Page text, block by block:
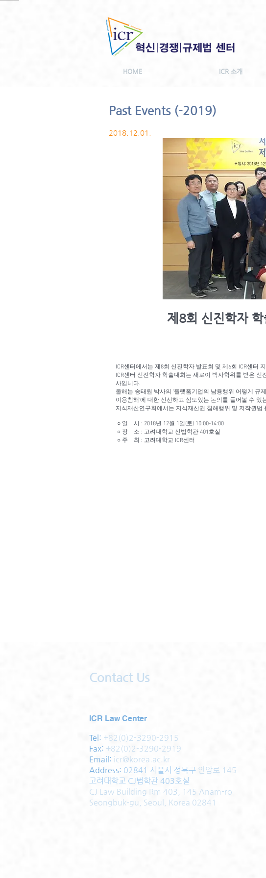
HOME ICR 소개
Past Events (-2019)
2018.12.01.
제8회 신진학자
ICR센터에서는 제8회 신진학자 발표회 및 제6회 ICR센터
ICR센터 신진학자 학술대회는 새로이 박사학위를 받은
사입니다.
올해는 송태원 박사의 '플랫폼기업의 남용행위 어떻게 규
이용침해'에 대한 신선하고 심도있는 논의를 들어볼 수 있
지식재산연구회에서는 지식재산권 침해행위 및 저작권
○ 일 시 : 2018년 12월 1일(토) 10:00-14:00
○ 장 소 : 고려대학교 신법학관 401호실
○ 주 최 : 고려대학교 ICR센터
Contact Us
ICR Law Center
Tel: +82(0)2-3290-2915
Fax: +82(0)2-3290-2919
Email: icr@korea.ac.kr
Address: 02841 서울시 성북구 안암로 145
고려대학교 CJ법학관 403호실
CJ Law Building Rm 403, 145 Anam-ro
Seongbuk-gu, Seoul, Korea 02841